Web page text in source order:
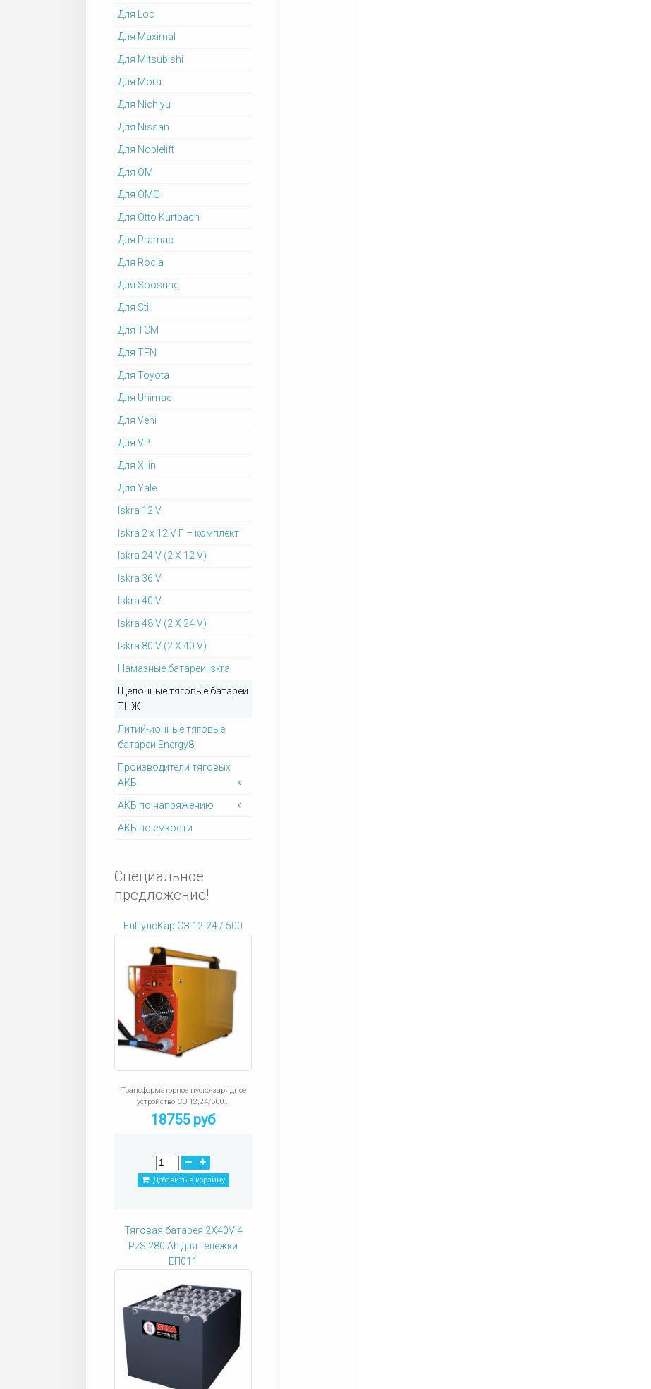
Для Loc
Для Maximal
Для Mitsubishi
Для Mora
Для Nichiyu
Для Nissan
Для Noblelift
Для OM
Для OMG
Для Otto Kurtbach
Для Pramac
Для Rocla
Для Soosung
Для Still
Для TCM
Для TFN
Для Toyota
Для Unimac
Для Veni
Для VP
Для Xilin
Для Yale
Iskra 12 V
Iskra 2 x 12 V Г – комплект
Iskra 24 V (2 X 12 V)
Iskra 36 V
Iskra 40 V
Iskra 48 V (2 X 24 V)
Iskra 80 V (2 X 40 V)
Намазные батареи Iskra
Щелочные тяговые батареи
ТНЖ
Литий-ионные тяговые
батареи Energy8
Производители тяговых
АКБ
АКБ по напряжению
АКБ по емкости
Специальное
предложение!
ЕлПулсКар СЗ 12-24 / 500
Трансформаторное пуско-зарядное
устройство СЗ 12;24/500...
18755 руб
Добавить в корзину
Тяговая батарея 2X40V 4
PzS 280 Ah для тележки
ЕП011